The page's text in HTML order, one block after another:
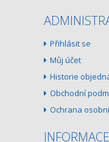
Přihlásit se
Můj účet
Historie
Obchodní
Ochrana
INFORMACE